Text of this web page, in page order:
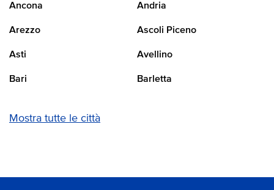
Ancona Andria
Arezzo Ascoli Piceno
Asti Avellino
Bari Barletta
Mostra tutte le città